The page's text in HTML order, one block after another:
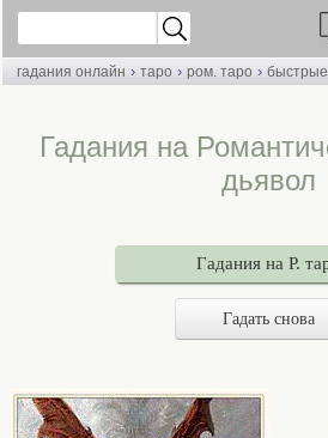
гадания онлайн › таро › ром. таро › быстрые
Гадания на
дьявол
Гадания на Р.
Гадать снова